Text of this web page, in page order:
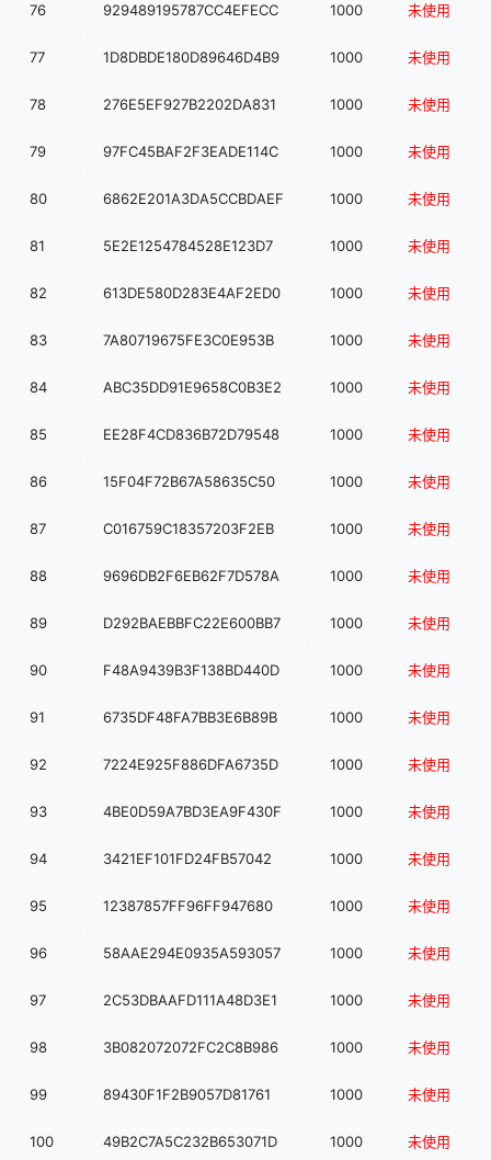
76 929489195787CC4EFECC 1000 未使用
77 1D8DBDE180D89646D4B9 1000 未使用
78 276E5EF927B2202DA831 1000 未使用
79 97FC45BAF2F3EADE114C 1000 未使用
80 6862E201A3DA5CCBDAEF 1000 未使用
81 5E2E1254784528E123D7 1000 未使用
82 613DE580D283E4AF2ED0 1000 未使用
83 7A80719675FE3C0E953B 1000 未使用
84 ABC35DD91E9658C0B3E2 1000 未使用
85 EE28F4CD836B72D79548 1000 未使用
86 15F04F72B67A58635C50 1000 未使用
87 C016759C18357203F2EB 1000 未使用
88 9696DB2F6EB62F7D578A 1000 未使用
89 D292BAEBBFC22E600BB7 1000 未使用
90 F48A9439B3F138BD440D 1000 未使用
91 6735DF48FA7BB3E6B89B 1000 未使用
92 7224E925F886DFA6735D 1000 未使用
93 4BE0D59A7BD3EA9F430F 1000 未使用
94 3421EF101FD24FB57042 1000 未使用
95 12387857FF96FF947680 1000 未使用
96 58AAE294E0935A593057 1000 未使用
97 2C53DBAAFD111A48D3E1 1000 未使用
98 3B082072072FC2C8B986 1000 未使用
99 89430F1F2B9057D81761 1000 未使用
100 49B2C7A5C232B653071D 1000 未使用